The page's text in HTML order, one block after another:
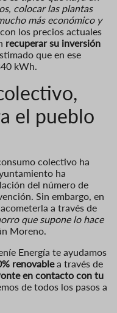
colocar las plantas
más económico y
los precios actuales
recuperar su inversión
que en ese
kWh.
el pueblo
colectivo ha
ha
del número de
Sin embargo, en
a través de
que supone lo hace
Moreno.
Energía te ayudamos
renovablea través de
en contacto con tu
de todos los pasos a